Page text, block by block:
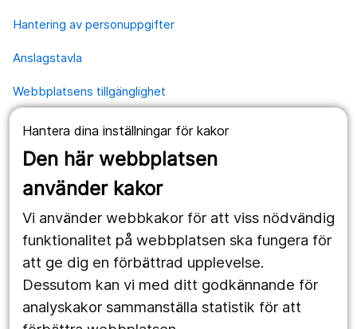
Hantera dina inställningar för kakor
Den här webbplatsen
använder kakor
Vi använder webbkakor för att viss nödvändig
funktionalitet på webbplatsen ska fungera för
att ge dig en förbättrad upplevelse.
Dessutom kan vi med ditt godkännande för
analyskakor sammanställa statistik för att
Hantering av personuppgifter
Anslagstavla
Webbplatsens tillgänglighet
Våra webbplatser
1177.se
Vårdgivare
Följ oss
Facebook